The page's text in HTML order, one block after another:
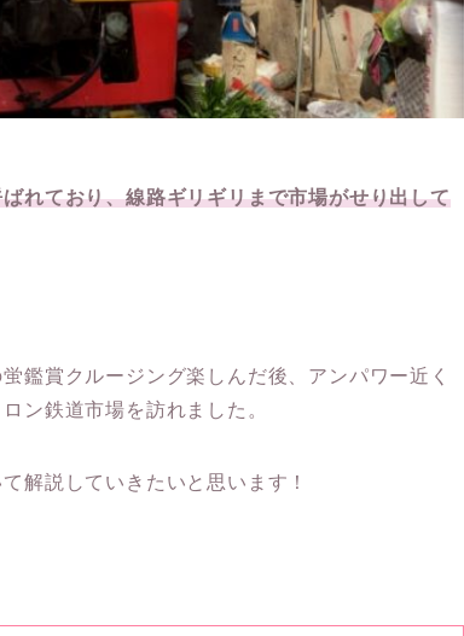
れており、線路ギリギリまで市場がせり出して
鑑賞クルージング楽しんだ後、アンパワー近く
ン鉄道市場を訪れました。
解説していきたいと思います！